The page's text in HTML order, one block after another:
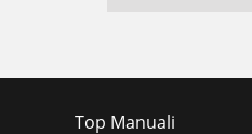
Top Manuali